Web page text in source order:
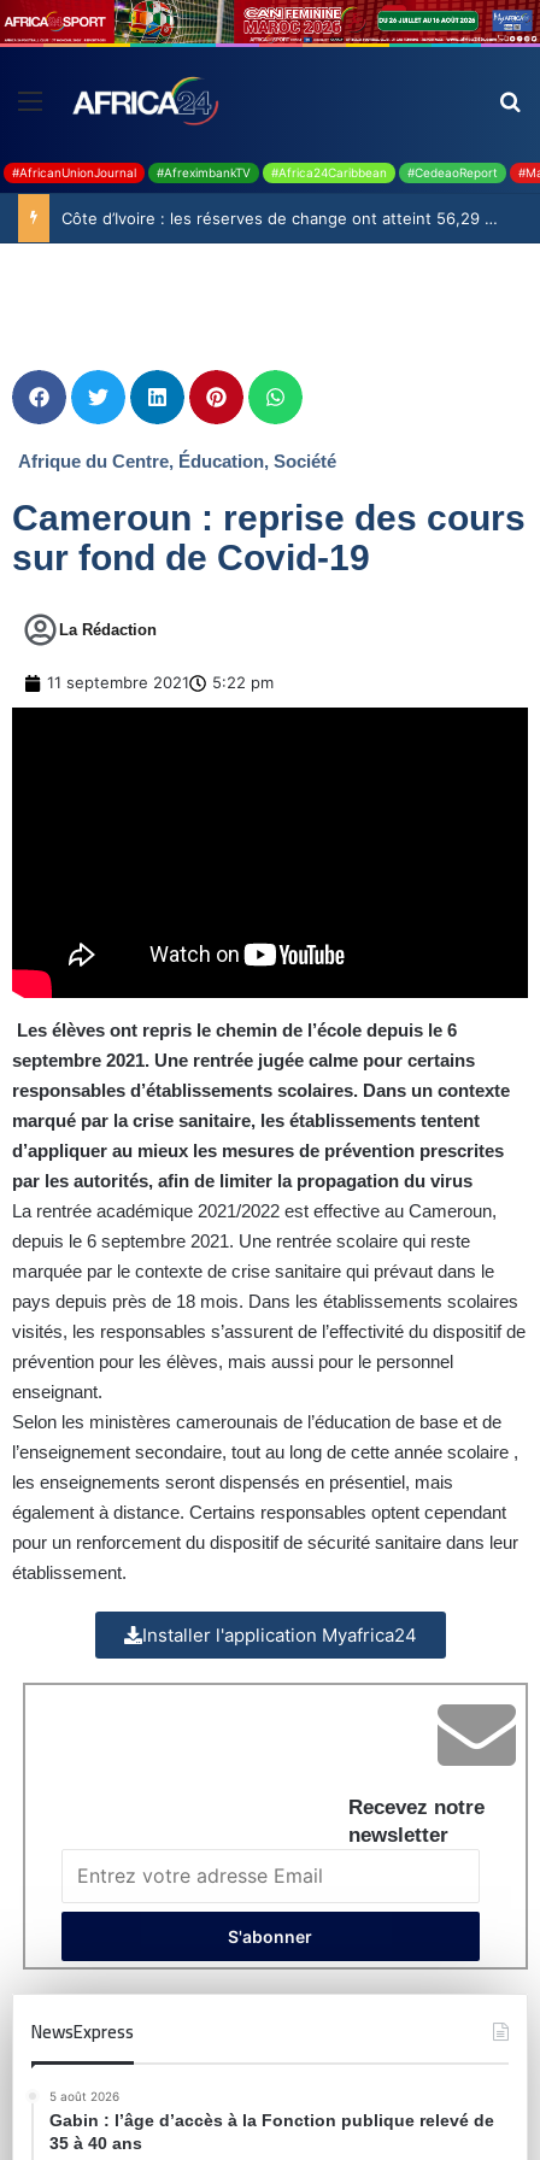
#AfricanUnionJournal #AfreximbankTV #Africa24Caribbean #CedeaoReport
Côte d’Ivoire : les réserves de change ont atteint 56,29 milliards USD en juillet
Afrique du Centre, Éducation, Société
Cameroun : reprise des cours
sur fond de Covid-19
La Rédaction
11 septembre 2021 5:22 pm
Les élèves ont repris le chemin de l’école depuis le 6
septembre 2021. Une rentrée jugée calme pour certains
responsables d’établissements scolaires. Dans un contexte
marqué par la crise sanitaire, les établissements tentent
d’appliquer au mieux les mesures de prévention prescrites
par les autorités, afin de limiter la propagation du virus
La rentrée académique 2021/2022 est effective au Cameroun,
depuis le 6 septembre 2021. Une rentrée scolaire qui reste
marquée par le contexte de crise sanitaire qui prévaut dans le
pays depuis près de 18 mois. Dans les établissements scolaires
visités, les responsables s’assurent de l’effectivité du dispositif de
prévention pour les élèves, mais aussi pour le personnel
enseignant.
Selon les ministères camerounais de l’éducation de base et de
l’enseignement secondaire, tout au long de cette année scolaire ,
les enseignements seront dispensés en présentiel, mais
également à distance. Certains responsables optent cependant
pour un renforcement du dispositif de sécurité sanitaire dans leur
établissement.
Installer l'application Myafrica24
Recevez notre
newsletter
NewsExpress
5 août 2026
Gabin : l’âge d’accès à la Fonction publique relevé de
35 à 40 ans